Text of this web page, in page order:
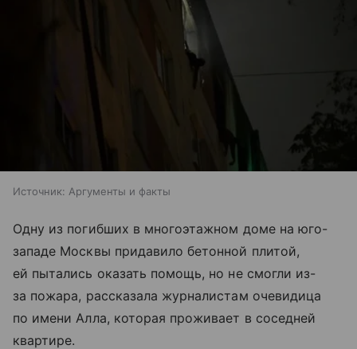
Источник: Аргументы и факты
Одну из погибших в многоэтажном доме на юго-
западе Москвы придавило бетонной плитой,
ей пытались оказать помощь, но не смогли из-
за пожара, рассказала журналистам очевидица
по имени Алла, которая проживает в соседней
квартире.